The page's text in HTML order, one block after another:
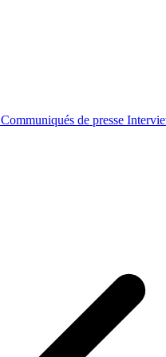
Communiqués de presse